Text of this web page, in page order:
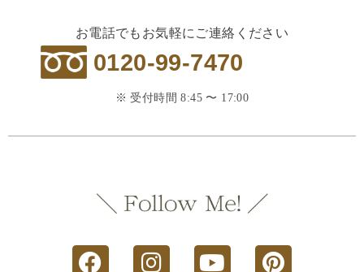
お電話でもお気軽にご連絡ください
0120-99-7470
※ 受付時間 8:45 〜 17:00